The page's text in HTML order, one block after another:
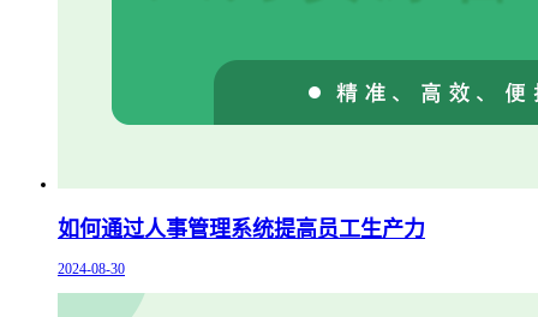
如何通过人事管理系统提高员工生产力
2024-08-30